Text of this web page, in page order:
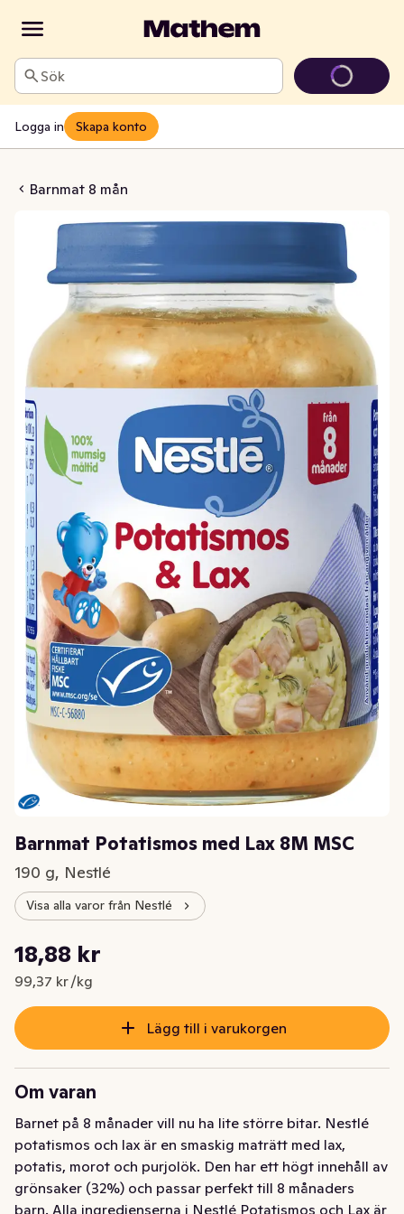
Sök
Logga in Skapa konto
Barnmat 8 mån
med Lax 8M MSC
Barnmat Potatismos med Lax 8M MSC
190 g, Nestlé
Visa alla varor från Nestlé
Nuvarande pris är: 18,88 kr
18,88 kr
99,37 kr /kg
Styckpris: 99,37 kr /kg
Lägg till i varukorgen
Om varan
Barnet på 8 månader vill nu ha lite större bitar. Nestlé
potatismos och lax är en smaskig maträtt med lax,
potatis, morot och purjolök. Den har ett högt innehåll av
grönsaker (32%) och passar perfekt till 8 månaders
barn. Alla ingredienserna i Nestlé Potatismos och Lax är